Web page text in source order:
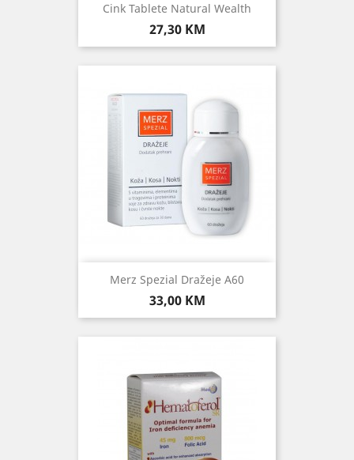
Cink Tablete Natural Wealth
Cijena
27,30 KM
Merz Spezial Dražeje A60
Cijena
33,00 KM